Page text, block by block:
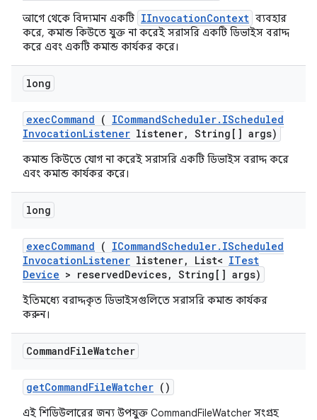
আগে থেকে বিদ্যমান একটি IInvocationContext ব্যবহার
করে, কমান্ড কিউতে যুক্ত না করেই সরাসরি একটি ডিভাইস বরাদ্দ
করে এবং একটি কমান্ড কার্যকর করে।
long
execCommand ( ICommandScheduler. IScheduled
InvocationListener listener, String[] args)
কমান্ড কিউতে যোগ না করেই সরাসরি একটি ডিভাইস বরাদ্দ করে
এবং কমান্ড কার্যকর করে।
long
execCommand ( ICommandScheduler. IScheduled
InvocationListener listener, List< ITest
Device > reservedDevices, String[] args)
ইতিমধ্যে বরাদ্দকৃত ডিভাইসগুলিতে সরাসরি কমান্ড কার্যকর
করুন।
CommandFileWatcher
getCommandFileWatcher ()
এই শিডিউলারের জন্য উপযুক্ত CommandFileWatcher সংগ্রহ